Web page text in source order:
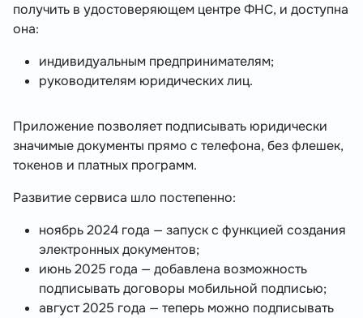
получить в удостоверяющем центре ФНС, и доступна
она:
индивидуальным предпринимателям;
руководителям юридических лиц.
Приложение позволяет подписывать юридически
значимые документы прямо с телефона, без флешек,
токенов и платных программ.
Развитие сервиса шло постепенно:
ноябрь 2024 года — запуск с функцией создания
электронных документов;
июнь 2025 года — добавлена возможность
подписывать договоры мобильной подписью;
август 2025 года — теперь можно подписывать